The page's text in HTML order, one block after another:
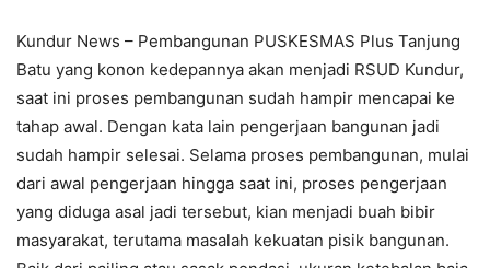
Kundur News – Pembangunan PUSKESMAS Plus Tanjung
Batu yang konon kedepannya akan menjadi RSUD Kundur,
saat ini proses pembangunan sudah hampir mencapai ke
tahap awal. Dengan kata lain pengerjaan bangunan jadi
sudah hampir selesai. Selama proses pembangunan, mulai
dari awal pengerjaan hingga saat ini, proses pengerjaan
yang diduga asal jadi tersebut, kian menjadi buah bibir
masyarakat, terutama masalah kekuatan pisik bangunan.